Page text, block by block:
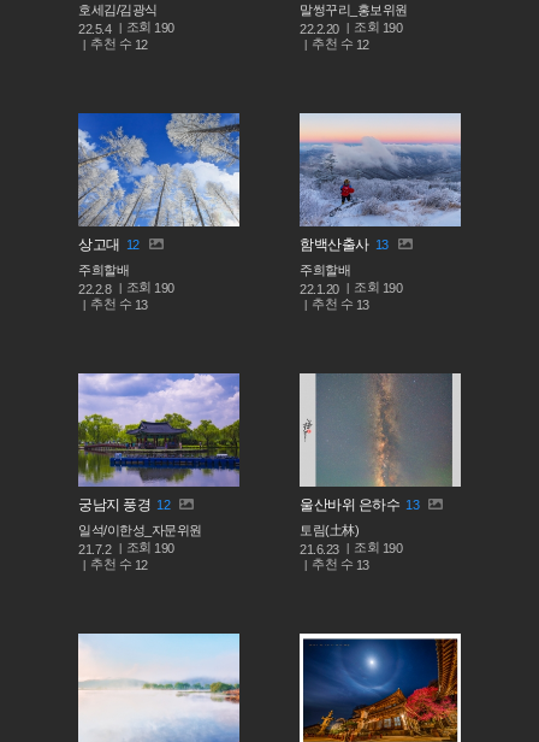
호세김/김광식
22.5.4
조회 190
추천 수 12
말썽꾸리_홍보위원
22.2.20
조회 190
추천 수 12
상고대 12
주희할배
22.2.8
조회 190
추천 수 13
함백산출사 13
주희할배
22.1.20
조회 190
추천 수 13
궁남지 풍경 12
일석/이한성_자문위원
21.7.2
조회 190
추천 수 12
울산바위 은하수 13
토림(土林)
21.6.23
조회 190
추천 수 13